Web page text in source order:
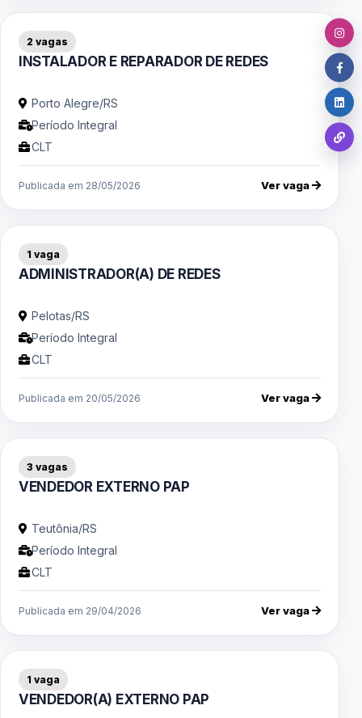
2 vagas
INSTALADOR E REPARADOR DE REDES
Porto Alegre/RS
Período Integral
CLT
Publicada em 28/05/2026 Ver vaga
1 vaga
ADMINISTRADOR(A) DE REDES
Pelotas/RS
Período Integral
CLT
Publicada em 20/05/2026 Ver vaga
3 vagas
VENDEDOR EXTERNO PAP
Teutônia/RS
Período Integral
CLT
Publicada em 29/04/2026 Ver vaga
1 vaga
VENDEDOR(A) EXTERNO PAP